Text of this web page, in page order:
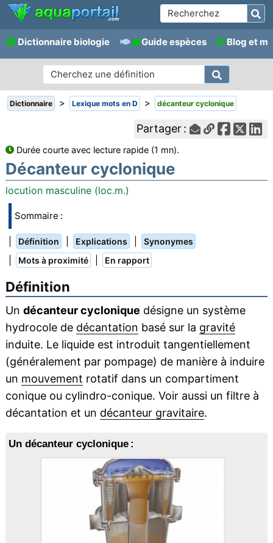
Dictionnaire biologie Guide espèces Blog et
Dictionnaire > Lexique mots en D > décanteur cyclonique
Partager :
Durée courte avec lecture rapide (1 mn).
Décanteur cyclonique
locution masculine (loc.m.)
Sommaire :
Définition Explications Synonymes
Mots à proximité En rapport
Définition
Un décanteur cyclonique désigne un système
hydrocole de décantation basé sur la gravité
induite. Le liquide est introduit tangentiellement
(généralement par pompage) de manière à induire
un mouvement rotatif dans un compartiment
conique ou cylindro-conique. Voir aussi un filtre à
décantation et un décanteur gravitaire.
Un décanteur cyclonique :